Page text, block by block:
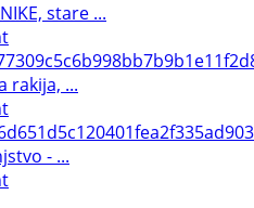
stare ...
rakija, ...
- ...